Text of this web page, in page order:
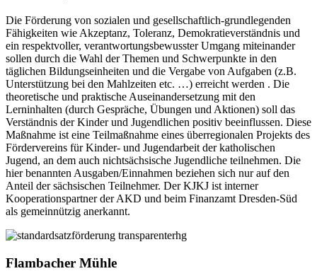
Die Förderung von sozialen und gesellschaftlich-grundlegenden
Fähigkeiten wie Akzeptanz, Toleranz, Demokratieverständnis und
ein respektvoller, verantwortungsbewusster Umgang miteinander
sollen durch die Wahl der Themen und Schwerpunkte in den
täglichen Bildungseinheiten und die Vergabe von Aufgaben (z.B.
Unterstützung bei den Mahlzeiten etc. …) erreicht werden . Die
theoretische und praktische Auseinandersetzung mit den
Lerninhalten (durch Gespräche, Übungen und Aktionen) soll das
Verständnis der Kinder und Jugendlichen positiv beeinflussen. Diese
Maßnahme ist eine Teilmaßnahme eines überregionalen Projekts des
Fördervereins für Kinder- und Jugendarbeit der katholischen
Jugend, an dem auch nichtsächsische Jugendliche teilnehmen. Die
hier benannten Ausgaben/Einnahmen beziehen sich nur auf den
Anteil der sächsischen Teilnehmer. Der KJKJ ist interner
Kooperationspartner der AKD und beim Finanzamt Dresden-Süd
als gemeinnützig anerkannt.
Flambacher Mühle